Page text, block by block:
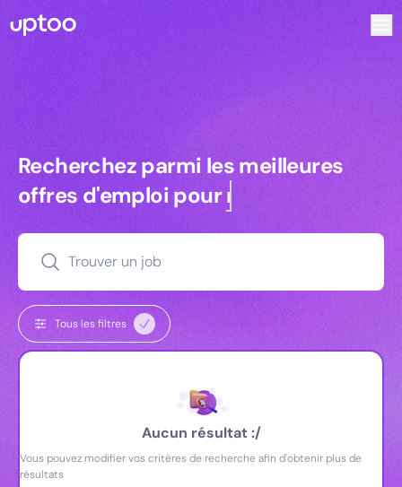
Recherchez parmi les meilleures
Recherchez parmi les meilleures
offres d'emploi pourcommerciaux
Trouver un job
Tous les filtres
Aucun résultat :/
Vous pouvez modifier vos critères de recherche afin d'obtenir plus de
résultats